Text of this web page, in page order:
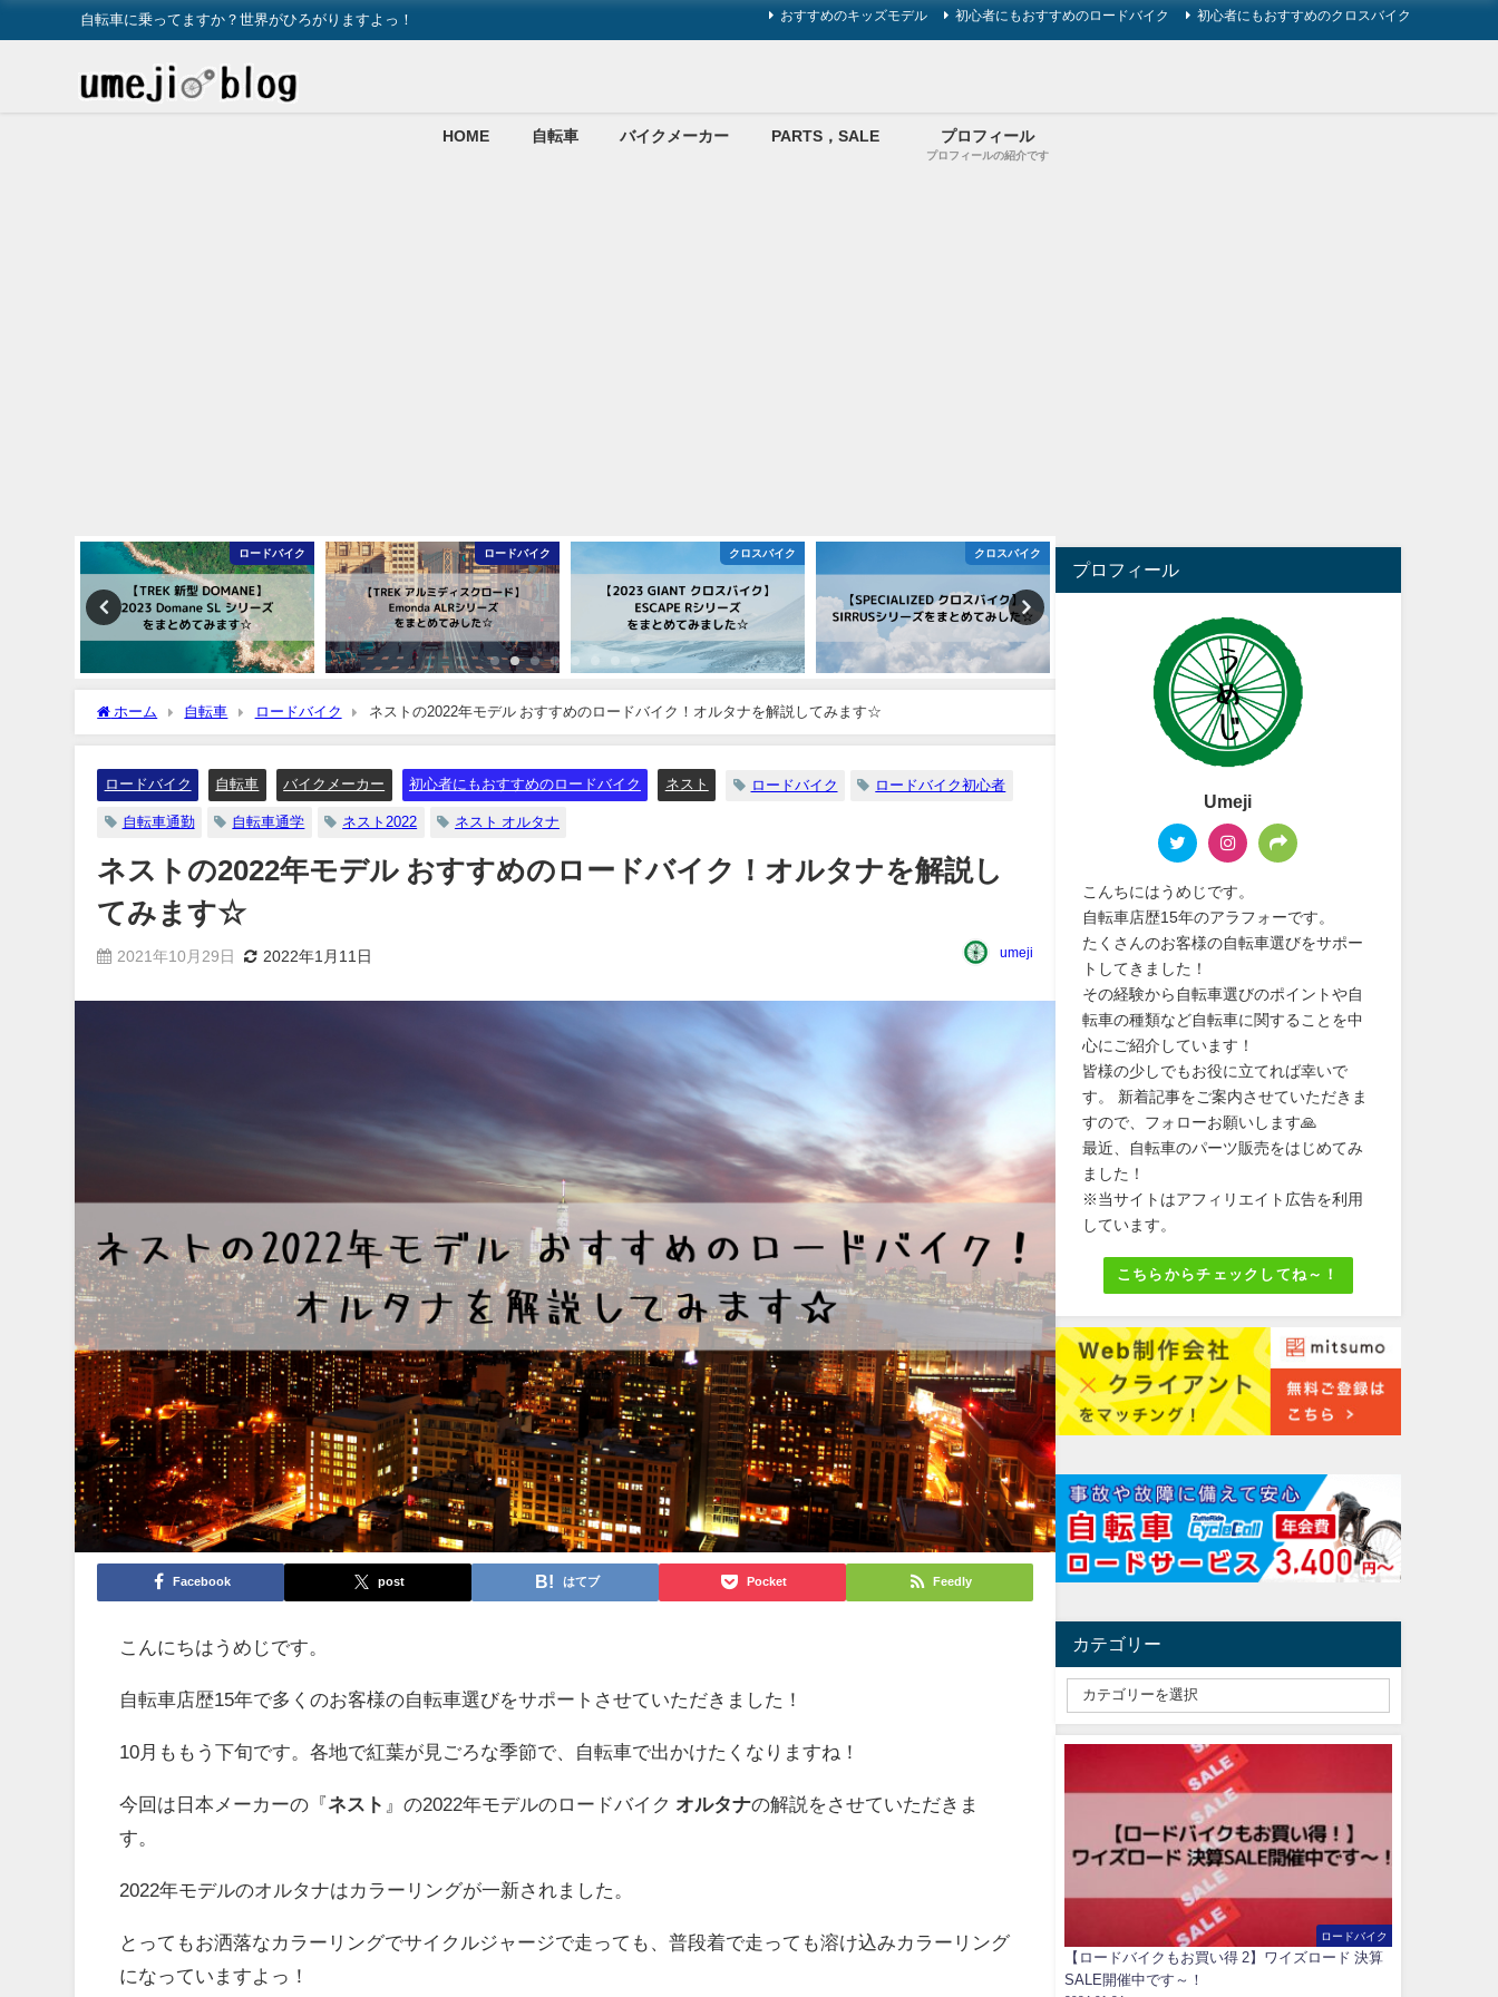
自転車に乗ってますか？世界がひろがりますよっ！ おすすめのキッズモデル 初心者にもおすすめのロードバイク 初心者にもおすすめのクロスバイク
HOME 自転車 バイクメーカー PARTS，SALE プロフィール
プロフィールの紹介です
ロードバイク ロードバイク
ホーム 自転車 ロードバイク ネストの2022年モデル おすすめのロードバイク！オルタナを解説してみます☆
ロードバイク 自転車 バイクメーカー 初心者にもおすすめのロードバイク ネスト ロードバイク ロードバイク初心者
自転車通勤 自転車通学 ネスト2022 ネスト オルタナ
ネストの2022年モデル おすすめのロードバイク！オルタナを解説し
てみます☆
2021年10月29日 2022年1月11日 umeji
Facebook post はてブ Pocket Feedly
こんにちはうめじです。
自転車店歴15年で多くのお客様の自転車選びをサポートさせていただきました！
10月ももう下旬です。各地で紅葉が見ごろな季節で、自転車で出かけたくなりますね！
今回は日本メーカーの『ネスト 』の2022年モデルのロードバイク オルタナの解説をさせていただきま
す。
2022年モデルのオルタナはカラーリングが一新されました。
とってもお洒落なカラーリングでサイクルジャージで走っても、普段着で走っても溶け込みカラーリング
になっていますよっ！
プロフィール
Umeji
こんちにはうめじです。
自転車店歴15年のアラフォーです。
たくさんのお客様の自転車選びをサポー
トしてきました！
その経験から自転車選びのポイントや自
転車の種類など自転車に関することを中
心にご紹介しています！
皆様の少しでもお役に立てれば幸いで
す。 新着記事をご案内させていただきま
すので、フォローお願いします🙏
最近、自転車のパーツ販売をはじめてみ
ました！
※当サイトはアフィリエイト広告を利用
しています。
こちらからチェックしてね～！
カテゴリー
ロードバイク
【ロードバイクもお買い得 2】ワイズロード 決算
SALE開催中です～！